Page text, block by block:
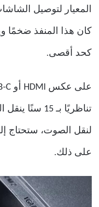
المعيار لتوصيل
كحد أقصى.
تناظريًا بـ
لنقل الصوت، ستحتاج
على ذلك.